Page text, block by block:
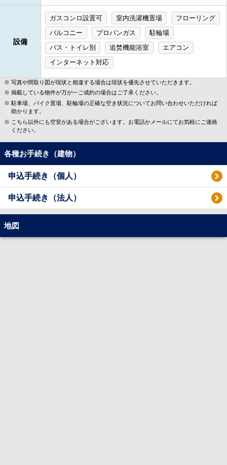
設備
ガスコンロ設置可 室内洗濯機置場
フローリング
バルコニー
プロパンガス
駐輪場
バス・トイレ別
追焚機能浴室
エアコン
インターネット対応
写真や間取り図が現状と相違する場合は現状を優先させていただきます。
掲載している物件が万が一ご成約の場合はご了承ください。
駐車場、バイク置場、駐輪場の正確な空き状況についてお問い合わせいただければ
助かります。
こちら以外にも空室がある場合がございます。お電話かメールにてお気軽にご連絡
ください。
各種お手続き（建物）
申込手続き（個人）
申込手続き（法人）
地図